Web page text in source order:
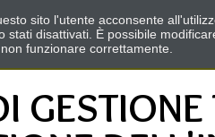
sito l'utente acconsente
stati disattivati. È possibile
funzionare correttamente.